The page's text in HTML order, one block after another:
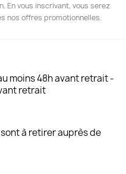
En vous inscrivant, vous serez
nos offres promotionnelles.
moins 48h avant retrait -
retrait
à retirer auprès de